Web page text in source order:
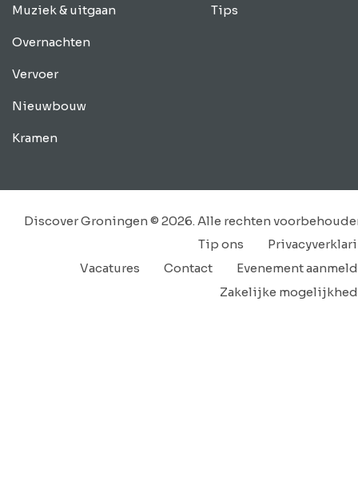
Muziek & uitgaan
Overnachten
Vervoer
Nieuwbouw
Kramen
Tips
Discover Groningen © 2026. Alle rechten
Tip ons
Evenement
Contact
Vacatures
Zakelijke